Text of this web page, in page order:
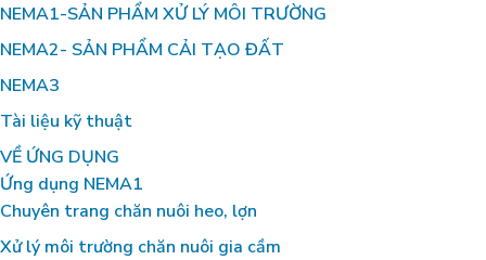
NEMA1-SẢN PHẨM XỬ LÝ MÔI TRƯỜNG
NEMA2- SẢN PHẨM CẢI TẠO ĐẤT
NEMA3
Tài liệu kỹ thuật
VỀ ỨNG DỤNG
Ứng dụng NEMA1
Chuyên trang chăn nuôi heo, lợn
Xử lý môi trường chăn nuôi gia cầm